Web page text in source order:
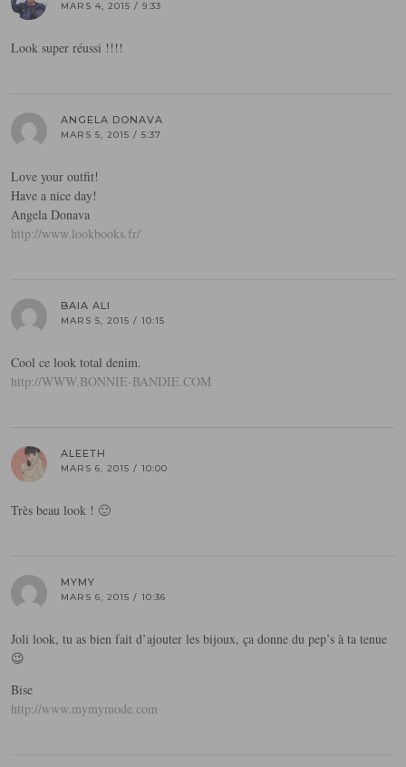
MARS 4, 2015 / 9:33
Look super réussi !!!!
ANGELA DONAVA
MARS 5, 2015 / 5:37
Love your outfit!
Have a nice day!
Angela Donava
http://www.lookbooks.fr/
BAIA ALI
MARS 5, 2015 / 10:15
Cool ce look total denim.
http://WWW.BONNIE-BANDIE.COM
ALEETH
MARS 6, 2015 / 10:00
Très beau look ! 🙂
MYMY
MARS 6, 2015 / 10:36
Joli look, tu as bien fait d’ajouter les bijoux, ça donne du pep’s à ta tenue
😉
Bise
http://www.mymymode.com